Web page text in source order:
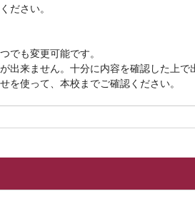
ださい。
でも変更可能です。
出来ません。十分に内容を確認した上で
を使って、本校までご確認ください。